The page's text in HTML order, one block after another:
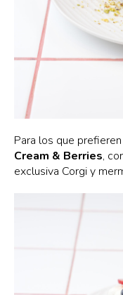
Para los que
Cream & Berries,
exclusiva Corgi y